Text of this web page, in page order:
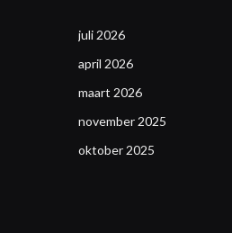
juli 2026
april 2026
maart 2026
november 2025
oktober 2025